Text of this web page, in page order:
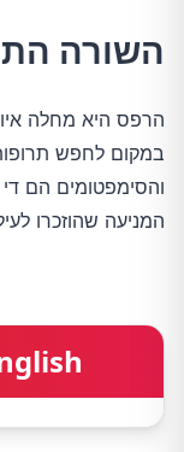
השורה
הרפס היא מחלה
במקום לחפש
והסימפטומים הם
המניעה שהוזכרו